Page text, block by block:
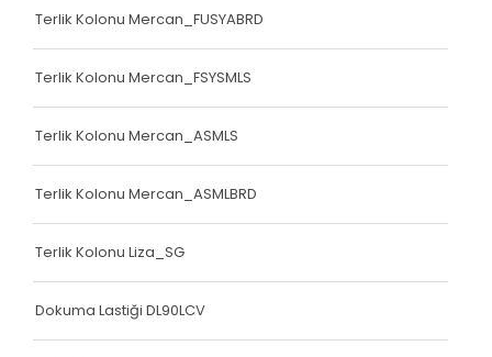
Terlik Kolonu Mercan_FUSYABRD
Terlik Kolonu Mercan_FSYSMLS
Terlik Kolonu Mercan_ASMLS
Terlik Kolonu Mercan_ASMLBRD
Terlik Kolonu Liza_SG
Dokuma Lastiği DL90LCV